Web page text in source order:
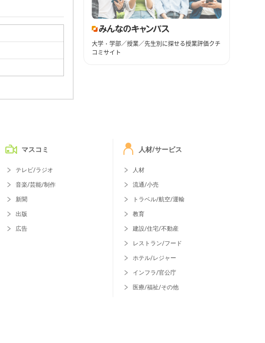
大学・学部／授業／先生別に探せる授業評価クチ
コミサイト
マスコミ
テレビ/ラジオ
音楽/芸能/制作
新聞
出版
広告
人材/サービス
人材
流通/小売
トラベル/航空/運輸
教育
建設/住宅/不動産
レストラン/フード
ホテル/レジャー
インフラ/官公庁
医療/福祉/その他